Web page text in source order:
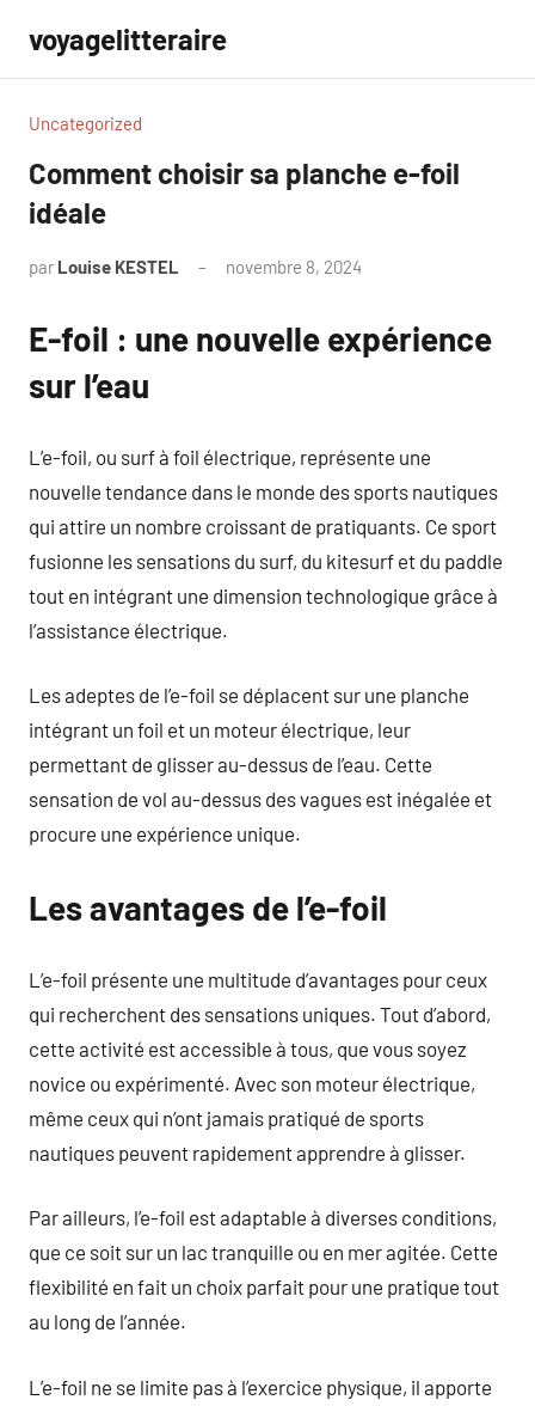
contenu
voyagelitteraire
Uncategorized
Comment choisir sa planche e-foil
idéale
par Louise KESTEL novembre 8, 2024
E-foil : une nouvelle expérience
sur l’eau
L’e-foil, ou surf à foil électrique, représente une
nouvelle tendance dans le monde des sports nautiques
qui attire un nombre croissant de pratiquants. Ce sport
fusionne les sensations du surf, du kitesurf et du paddle
tout en intégrant une dimension technologique grâce à
l’assistance électrique.
Les adeptes de l’e-foil se déplacent sur une planche
intégrant un foil et un moteur électrique, leur
permettant de glisser au-dessus de l’eau. Cette
sensation de vol au-dessus des vagues est inégalée et
procure une expérience unique.
Les avantages de l’e-foil
L’e-foil présente une multitude d’avantages pour ceux
qui recherchent des sensations uniques. Tout d’abord,
cette activité est accessible à tous, que vous soyez
novice ou expérimenté. Avec son moteur électrique,
même ceux qui n’ont jamais pratiqué de sports
nautiques peuvent rapidement apprendre à glisser.
Par ailleurs, l’e-foil est adaptable à diverses conditions,
que ce soit sur un lac tranquille ou en mer agitée. Cette
flexibilité en fait un choix parfait pour une pratique tout
au long de l’année.
L’e-foil ne se limite pas à l’exercice physique, il apporte